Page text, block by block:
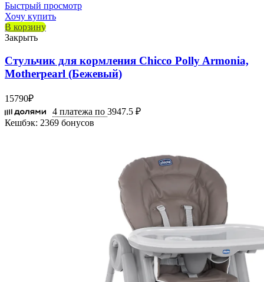
Быстрый просмотр
Хочу купить
В корзину
Закрыть
Стульчик для кормления Chicco Polly Armonia,
Motherpearl (Бежевый)
15790₽
4 платежа по 3947.5 ₽
Кешбэк: 2369 бонусов